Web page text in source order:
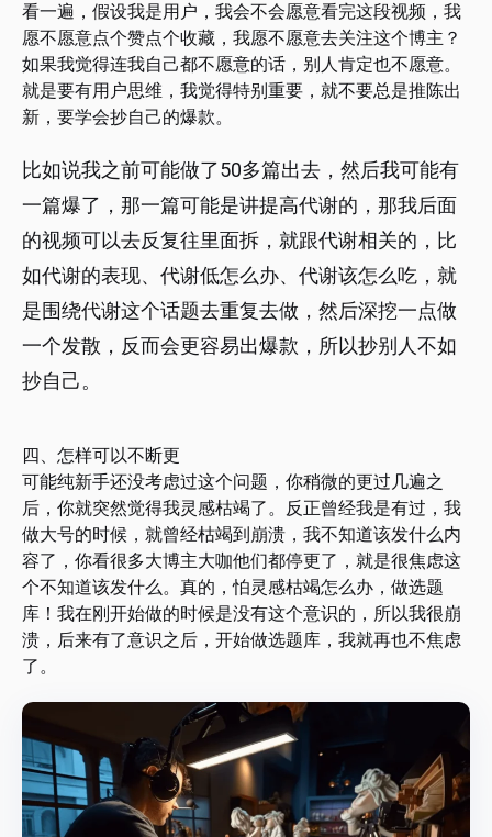
看一遍，假设我是用户，我会不会愿意看完这段视频，我
愿不愿意点个赞点个收藏，我愿不愿意去关注这个博主？
如果我觉得连我自己都不愿意的话，别人肯定也不愿意。
就是要有用户思维，我觉得特别重要，就不要总是推陈出
新，要学会抄自己的爆款。
比如说我之前可能做了50多篇出去，然后我可能有
一篇爆了，那一篇可能是讲提高代谢的，那我后面
的视频可以去反复往里面拆，就跟代谢相关的，比
如代谢的表现、代谢低怎么办、代谢该怎么吃，就
是围绕代谢这个话题去重复去做，然后深挖一点做
一个发散，反而会更容易出爆款，所以抄别人不如
抄自己。
四、怎样可以不断更
可能纯新手还没考虑过这个问题，你稍微的更过几遍之
后，你就突然觉得我灵感枯竭了。反正曾经我是有过，我
做大号的时候，就曾经枯竭到崩溃，我不知道该发什么内
容了，你看很多大博主大咖他们都停更了，就是很焦虑这
个不知道该发什么。真的，怕灵感枯竭怎么办，做选题
库！我在刚开始做的时候是没有这个意识的，所以我很崩
溃，后来有了意识之后，开始做选题库，我就再也不焦虑
了。